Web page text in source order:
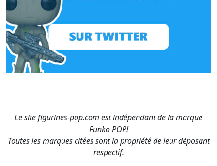
Le site figurines-pop.com est indépendant de la marque
Funko POP!
Toutes les marques citées sont la propriété de leur déposant
respectif.